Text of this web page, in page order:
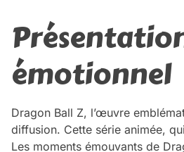
émotionnel
Dragon Ball Z, l’œuvre
diffusion. Cette série animée,
Les moments émouvants de